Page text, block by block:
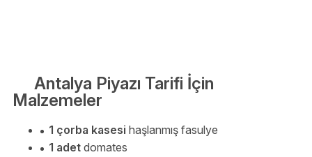
Antalya Piyazı Tarifi İçin
Malzemeler
1 çorba kasesi haşlanmış fasulye
1 adet domates